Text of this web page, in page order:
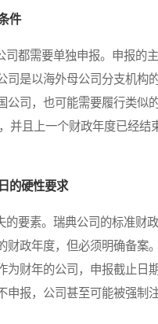
件
都需要单独申报。申报的
司是以海外母公司分支机构
公司，也可能需要履行类似
并且上一个财政年度已经
的硬性要求
素。瑞典公司的标准财政
财政年度，但必须明确备案
为财年的公司，申报截止日
申报，公司甚至可能被强制